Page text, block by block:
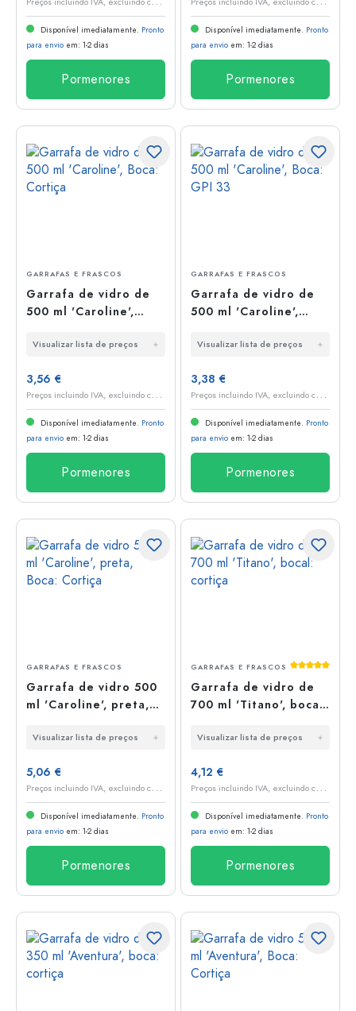
Disponível imediatamente. Pronto
para envio em: 1-2 dias
Pormenores
Disponível imediatamente. Pronto
para envio em: 1-2 dias
Pormenores
GARRAFAS E FRASCOS
Garrafa de vidro de
500 ml 'Caroline',
Visualizar lista de preços
3,56 €
P
reços incluindo IVA, excluindo custos de envio
Disponível imediatamente. Pronto
para envio em: 1-2 dias
Pormenores
GARRAFAS E FRASCOS
Garrafa de vidro de
500 ml 'Caroline',
Visualizar lista de preços
3,38 €
P
reços incluindo IVA, excluindo custos de envio
Disponível imediatamente. Pronto
para envio em: 1-2 dias
Pormenores
GARRAFAS E FRASCOS
Garrafa de vidro 500
ml 'Caroline', preta,
Visualizar lista de preços
5,06 €
P
reços incluindo IVA, excluindo custos de envio
Disponível imediatamente. Pronto
para envio em: 1-2 dias
Pormenores
GARRAFAS E FRASCOS
Garrafa de vidro de
700 ml 'Titano', bocal:
Visualizar lista de preços
4,12 €
P
reços incluindo IVA, excluindo custos de envio
Disponível imediatamente. Pronto
para envio em: 1-2 dias
Pormenores